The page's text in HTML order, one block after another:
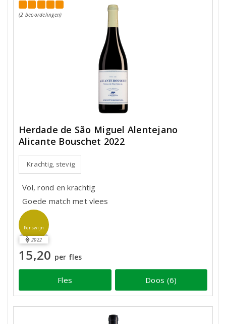
(2 beoordelingen)
Herdade de São Miguel Alentejano
Alicante Bouschet 2022
Krachtig, stevig
Vol, rond en krachtig
Goede match met vlees
Perswijn
2022
15,20 per fles
Fles Doos (6)